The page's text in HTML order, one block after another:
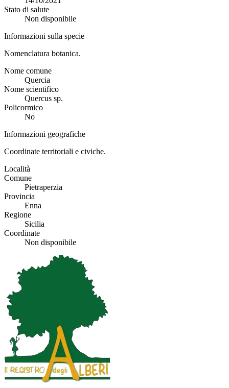
Stato di salute
Non disponibile
Informazioni sulla specie
Nomenclatura botanica.
Nome comune
Quercia
Nome scientifico
Quercus sp.
Policormico
No
Informazioni geografiche
Coordinate territoriali e civiche.
Località
Comune
Pietraperzia
Provincia
Enna
Regione
Sicilia
Coordinate
Non disponibile